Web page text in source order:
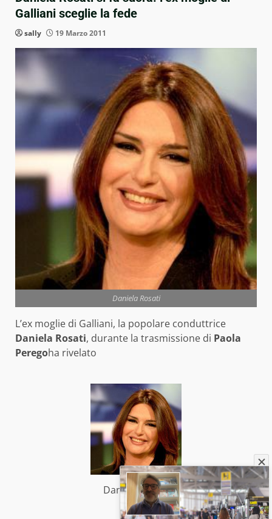
Galliani sceglie la fede
sally 19 Marzo 2011
Daniela Rosati
L’ex moglie di Galliani, la popolare conduttrice
Daniela Rosati, durante la trasmissione di Paola
Peregoha rivelato
Daniela Rosati